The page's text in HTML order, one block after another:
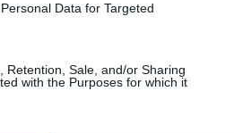
Data for Targeted
Retention, Sale, and/or Sharing
with the Purposes for which it